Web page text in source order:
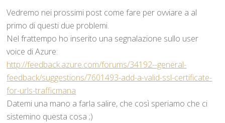
Vedremo nei prossimi post come fare per ovviare a al
primo di questi due problemi.
Nel frattempo ho inserito una segnalazione sullo user
voice di Azure:
http://feedback.azure.com/forums/34192--general-
feedback/suggestions/7601493-add-a-valid-ssl-certificate-
for-urls-trafficmana
Datemi una mano a farla salire, che così speriamo che ci
sistemino questa cosa ;)